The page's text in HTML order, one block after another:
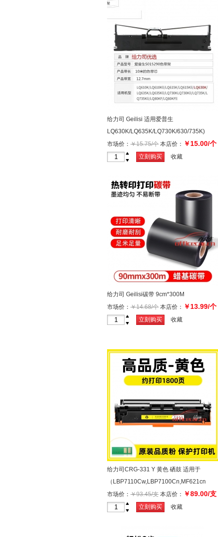
给力司 Geilisi 适用爱普生
LQ630K/LQ635K/LQ730K/630/735K)
市场价： ￥15.75/个 本店价： ￥15.00/个
-
立刻购买 收藏
给力司 Geilisi碳带 9cm*300M
市场价： ￥14.68/个 本店价： ￥13.99/个
-
立刻购买 收藏
给力司CRG-331 Y 黄色 硒鼓 适用于
（LBP7110Cw,LBP7100Cn,MF621cn
626cn 628cw 623cn 8210cn）
市场价： ￥93.45/支 本店价： ￥89.00/支
-
立刻购买 收藏